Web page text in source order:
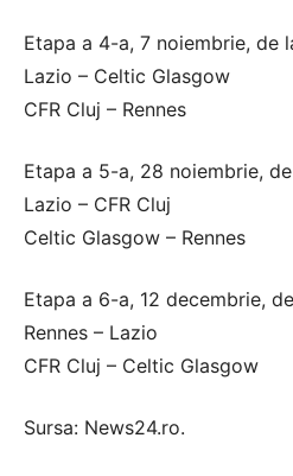
Etapa a 4-a, 7 noiembrie, de
Lazio – Celtic Glasgow
CFR Cluj – Rennes
Etapa a 5-a, 28 noiembrie,
Lazio – CFR Cluj
Celtic Glasgow – Rennes
Etapa a 6-a, 12 decembrie,
Rennes – Lazio
CFR Cluj – Celtic Glasgow
Sursa: News24.ro.